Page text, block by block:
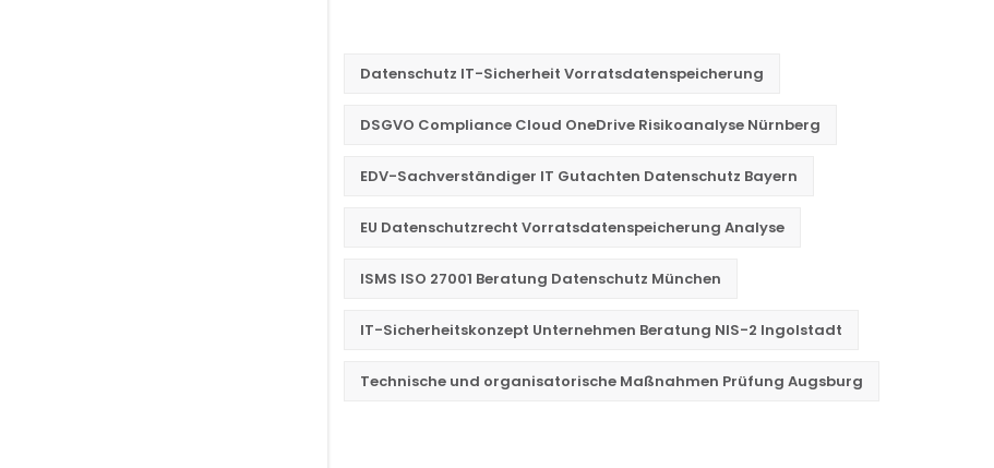
Datenschutz IT-Sicherheit Vorratsdatenspeicherung
DSGVO Compliance Cloud OneDrive Risikoanalyse Nürnberg
EDV-Sachverständiger IT Gutachten Datenschutz Bayern
EU Datenschutzrecht Vorratsdatenspeicherung Analyse
ISMS ISO 27001 Beratung Datenschutz München
IT-Sicherheitskonzept Unternehmen Beratung NIS-2 Ingolstadt
Technische und organisatorische Maßnahmen Prüfung Augsburg